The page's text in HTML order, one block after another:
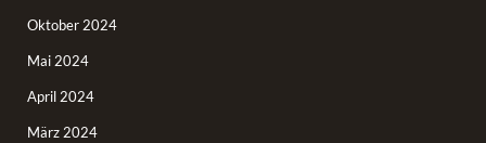
Oktober 2024
Mai 2024
April 2024
März 2024